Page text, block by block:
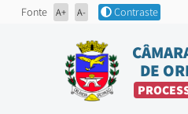
Fonte A+ A- Contraste
DE